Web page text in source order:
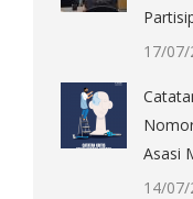
17/07/
Asasi
14/07/